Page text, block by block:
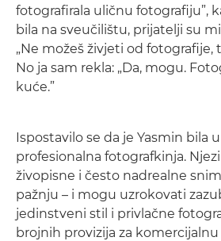
fotografirala uličnu fotografiju”,
bila na sveučilištu, prijatelji su
„Ne možeš živjeti od fotografije,
No ja sam rekla: „Da, mogu.
kuće.”
Ispostavilo se da je Yasmin bila
profesionalna fotografkinja.
živopisne i često nadrealne
pažnju – i mogu uzrokovati
jedinstveni stil i privlačne
brojnih provizija za